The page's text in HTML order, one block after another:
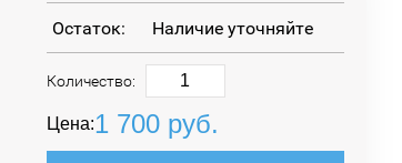
Цена:1 700руб.
Остаток: Наличие уточняйте
Количество: